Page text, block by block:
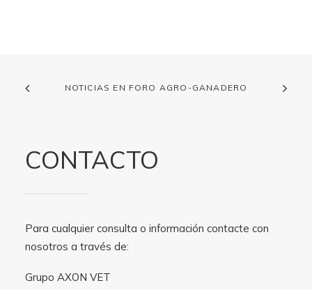
NOTICIAS EN FORO AGRO-GANADERO
CONTACTO
Para cualquier consulta o información contacte con
nosotros a través de:
Grupo AXON VET